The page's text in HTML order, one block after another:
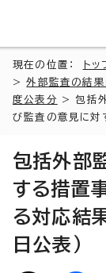
現在の位置： トッ
>外部監査の結果
度公表分 > 包括
び監査の意見に対
包括外部
する措置
る対応結
日公表）